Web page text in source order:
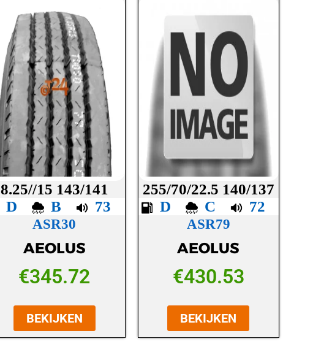
8.25//15 143/141
D
B 73
ASR30
AEOLUS
€345.72
BEKIJKEN
255/70/22.5 140/137
D
C 72
ASR79
AEOLUS
€430.53
BEKIJKEN